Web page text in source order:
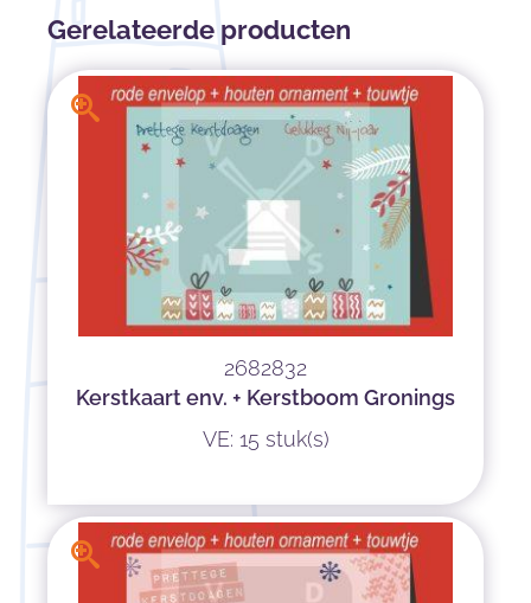
Gerelateerde producten
2682832
Kerstkaart env. + Kerstboom Gronings
VE: 15 stuk(s)